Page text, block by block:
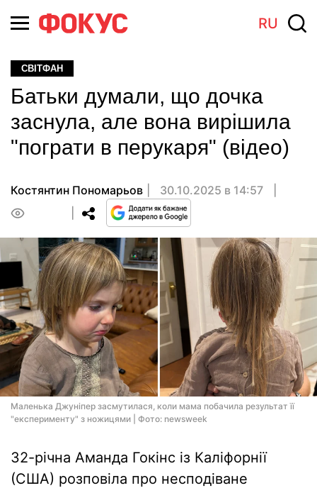
RU
СВІТФАН
Батьки думали, що дочка
заснула, але вона вирішила
"пограти в перукаря" (відео)
Костянтин Пономарьов
30.10.2025 в 14:57
Маленька Джуніпер засмутилася, коли мама побачила результат її
"експерименту" з ножицями | Фото: newsweek
32-річна Аманда Гокінс із Каліфорнії
(США) розповіла про несподіване